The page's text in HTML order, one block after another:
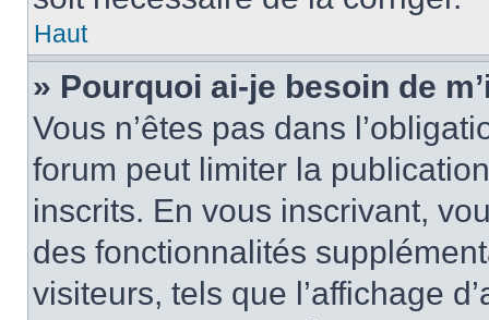
Haut
» Pourquoi ai-je besoin de
Vous n’êtes pas dans
forum peut limiter la
inscrits. En vous inscrivant,
des fonctionnalités
visiteurs, tels que l’affichage